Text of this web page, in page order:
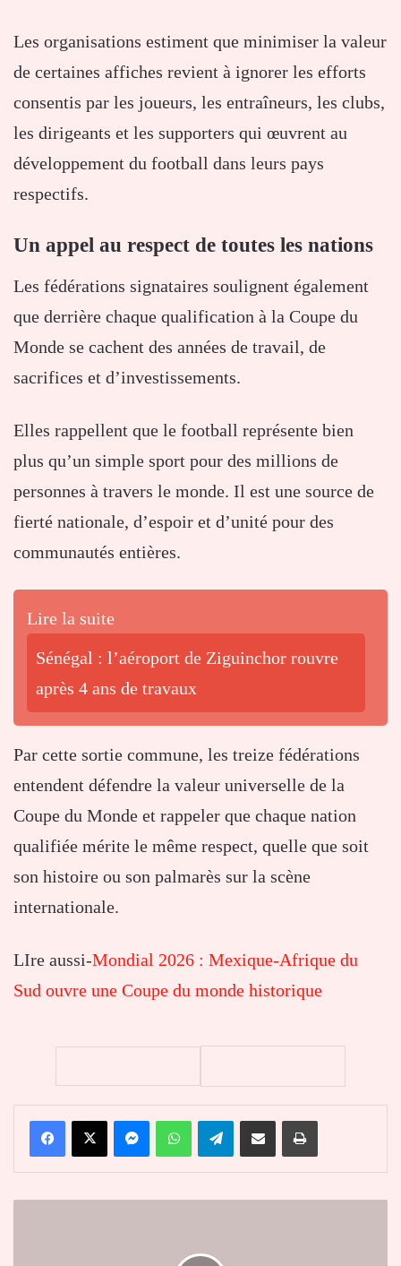
Les organisations estiment que minimiser la valeur
de certaines affiches revient à ignorer les efforts
consentis par les joueurs, les entraîneurs, les clubs,
les dirigeants et les supporters qui œuvrent au
développement du football dans leurs pays
respectifs.
Un appel au respect de toutes les nations
Les fédérations signataires soulignent également
que derrière chaque qualification à la Coupe du
Monde se cachent des années de travail, de
sacrifices et d’investissements.
Elles rappellent que le football représente bien
plus qu’un simple sport pour des millions de
personnes à travers le monde. Il est une source de
fierté nationale, d’espoir et d’unité pour des
communautés entières.
Lire la suite
Sénégal : l’aéroport de Ziguinchor rouvre
après 4 ans de travaux
Par cette sortie commune, les treize fédérations
entendent défendre la valeur universelle de la
Coupe du Monde et rappeler que chaque nation
qualifiée mérite le même respect, quelle que soit
son histoire ou son palmarès sur la scène
internationale.
LIre aussi-Mondial 2026 : Mexique-Afrique du
Sud ouvre une Coupe du monde historique
FacebookX MessengerWhatsAppTelegramPartager par email Imprimer